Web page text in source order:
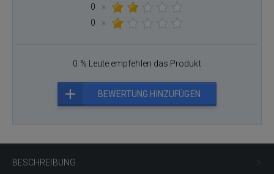
BESCHREIBUNG
0
×
0
×
0 % Leute empfehlen das Produkt
BEWERTUNG HINZUFÜGEN